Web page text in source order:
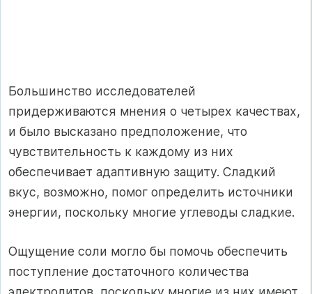
Большинство исследователей
придерживаются мнения о четырех качествах,
и было высказано предположение, что
чувствительность к каждому из них
обеспечивает адаптивную защиту. Сладкий
вкус, возможно, помог определить источники
энергии, поскольку многие углеводы сладкие.
Ощущение соли могло бы помочь обеспечить
поступление достаточного количества